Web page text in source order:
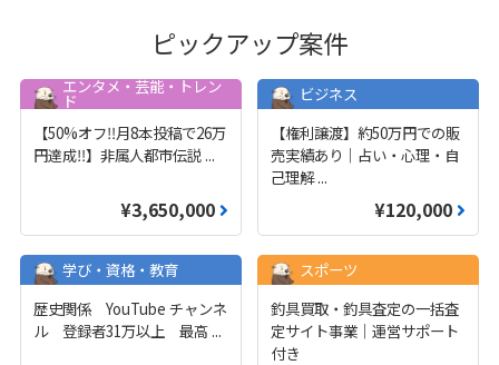
ピックアップ案件
エンタメ・芸能・トレン
ド
【50%オフ‼️月8本投稿で26万
円達成‼️】非属人都市伝説 ...
¥3,650,000
ビジネス
【権利譲渡】約50万円での販
売実績あり｜占い・心理・自
己理解...
¥120,000
学び・資格・教育
歴史関係 YouTube チャンネ
ル 登録者31万以上 最高 ...
スポーツ
釣具買取・釣具査定の一括査
定サイト事業｜運営サポート
付き